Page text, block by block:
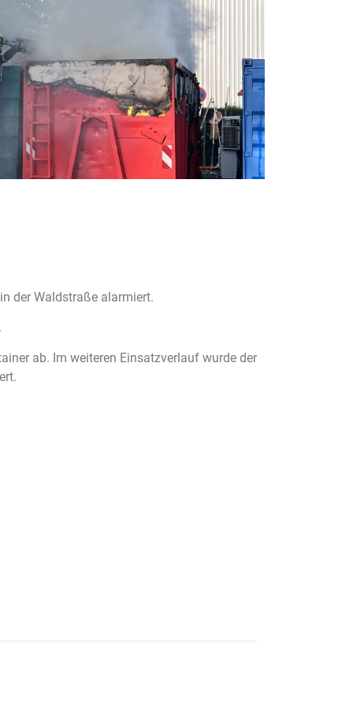
der Waldstraße alarmiert.
ab. Im weiteren Einsatzverlauf wurde der